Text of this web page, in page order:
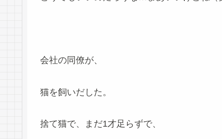
会社の同僚が、
猫を飼いだした。
捨て猫で、まだ1才足らずで、